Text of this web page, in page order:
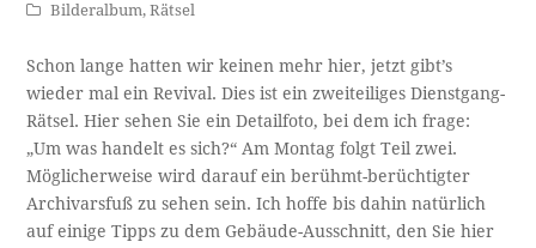
Bilderalbum,Rätsel
Schon lange hatten wir keinen mehr hier, jetzt gibt’s
wieder mal ein Revival. Dies ist ein zweiteiliges Dienstgang-
Rätsel. Hier sehen Sie ein Detailfoto, bei dem ich frage:
„Um was handelt es sich?“ Am Montag folgt Teil zwei.
Möglicherweise wird darauf ein berühmt-berüchtigter
Archivarsfuß zu sehen sein. Ich hoffe bis dahin natürlich
auf einige Tipps zu dem Gebäude-Ausschnitt, den Sie hier